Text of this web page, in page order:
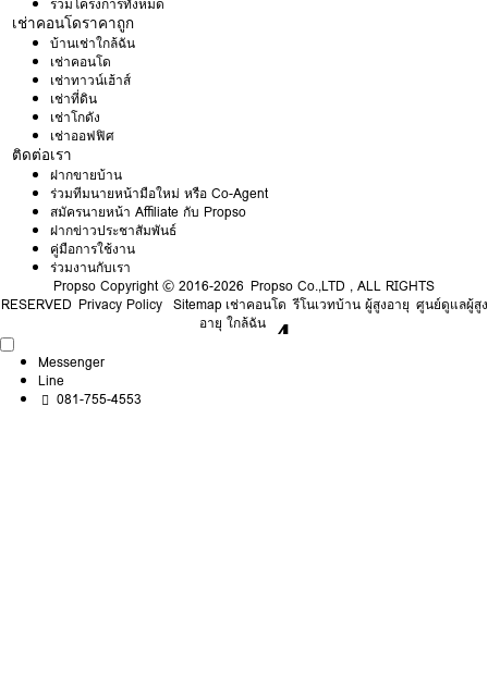
รวมโครงการทั้งหมด
เช่าคอนโดราคาถูก
บ้านเช่าใกล้ฉัน
เช่าคอนโด
เช่าทาวน์เฮ้าส์
เช่าที่ดิน
เช่าโกดัง
เช่าออฟฟิศ
ติดต่อเรา
ฝากขายบ้าน
ร่วมทีมนายหน้ามือใหม่ หรือ Co-Agent
สมัครนายหน้า Affiliate กับ Propso
ฝากข่าวประชาสัมพันธ์
คู่มือการใช้งาน
ร่วมงานกับเรา
Propso Copyright © 2016-2026 Propso Co.,LTD , ALL RIGHTS
RESERVED Privacy Policy Sitemap เช่าคอนโด รีโนเวทบ้าน ผู้สูงอายุ ศูนย์ดูแลผู้สูง
อายุ ใกล้ฉัน
Messenger
Line
081-755-4553